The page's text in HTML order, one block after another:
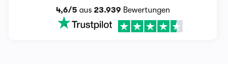
4,6/5aus 23.939 Bewertungen